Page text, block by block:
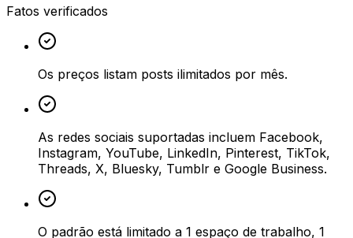
Fatos verificados
Os preços listam posts ilimitados por mês.
As redes sociais suportadas incluem Facebook,
Instagram, YouTube, LinkedIn, Pinterest, TikTok,
Threads, X, Bluesky, Tumblr e Google Business.
O padrão está limitado a 1 espaço de trabalho, 1